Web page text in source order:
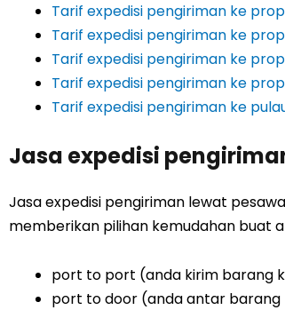
Tarif expedisi pengiriman ke
Tarif expedisi pengiriman ke
Tarif expedisi pengiriman ke
Tarif expedisi pengiriman ke
Tarif expedisi pengiriman ke
Jasa expedisi
Jasa expedisi pengiriman lewat
memberikan pilihan kemudahan buat
port to port (anda kirim barang
port to door (anda antar barang